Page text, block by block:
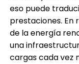
eso puede
prestaciones. En
de la energía
una
cargas cada vez